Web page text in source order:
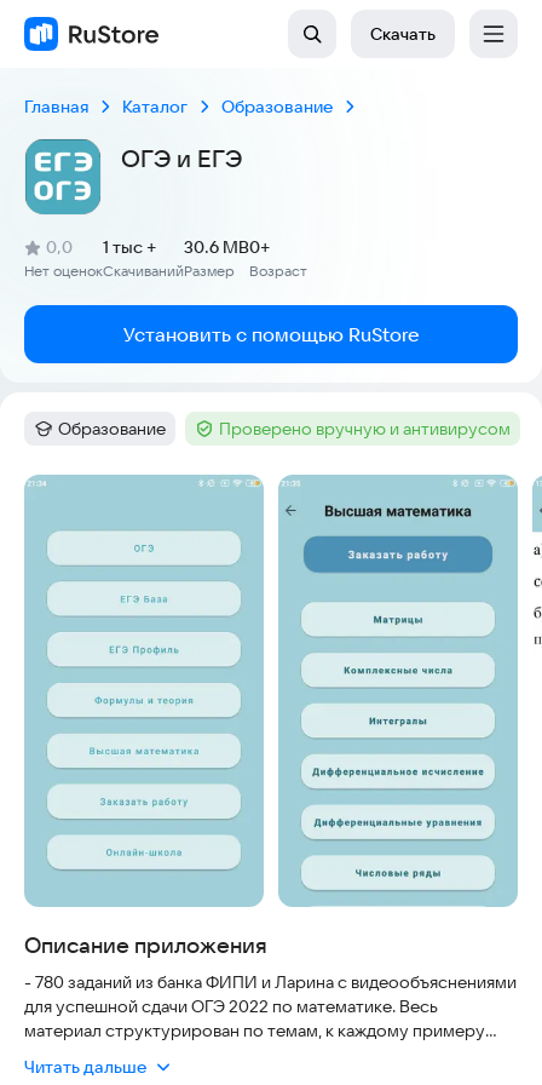
Скачать
Главная Каталог Образование
ОГЭ и ЕГЭ
Рейтинг:
0,0
(
Нет оценок
)
Скачиваний
1 тыс +
Размер
30.6 MB
Возраст
0+
Установить с помощью RuStore
Категория:
Образование Тег :Проверено вручную и антивирусом
Скриншоты
Описание приложения
- 780 заданий из банка ФИПИ и Ларина с видеообъяснениями
для успешной сдачи ОГЭ 2022 по математике. Весь
материал структурирован по темам, к каждому примеру
пошагово показано решение. Это надежный инструмент для
Читать дальше